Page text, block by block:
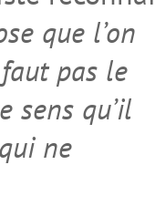
que l’on
pas le
sens qu’il
ne